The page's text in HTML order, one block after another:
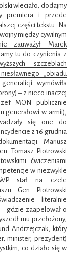
wleciało, dodajmy
premiera i przede
części tekstu. Na
między cywilnym
zauważył Marek
tu do czynienia z
szczeblach
„obiadu
wymówiła
– z nieco inaczej
MON publicznie
generałowi w armii),
się one do
z 16 grudnia
Mariusz
Tomasz Piotrowski
ćwiczeniami
w niezwykle
stał na czele
Gen. Piotrowski
– literalnie
gdzie zaapelował o
mu przełożony,
Andrzejczak, który
minister, prezydent)
co działo się w